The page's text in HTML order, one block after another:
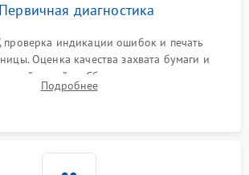
диагностика
индикации ошибок и печать
Оценка качества захвата бумаги и
линейки. Сбор данных о замятиях,
или посторонних шумах при работе.
Подробнее